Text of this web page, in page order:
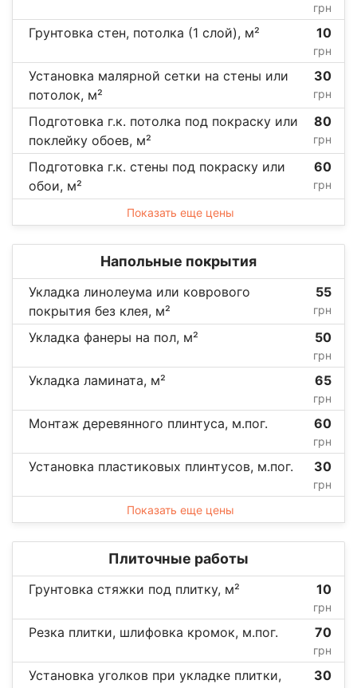
грн
Грунтовка стен, потолка (1 слой), м² 10
грн
Установка малярной сетки на стены или
потолок, м²
30
грн
Подготовка г.к. потолка под покраску или
поклейку обоев, м²
80
грн
Подготовка г.к. стены под покраску или
обои, м²
60
грн
Показать еще цены
Напольные покрытия
Укладка линолеума или коврового
покрытия без клея, м²
55
грн
Укладка фанеры на пол, м² 50
грн
Укладка ламината, м² 65
грн
Монтаж деревянного плинтуса, м.пог. 60
грн
Установка пластиковых плинтусов, м.пог. 30
грн
Показать еще цены
Плиточные работы
Грунтовка стяжки под плитку, м² 10
грн
Резка плитки, шлифовка кромок, м.пог. 70
грн
Установка уголков при укладке плитки,
30